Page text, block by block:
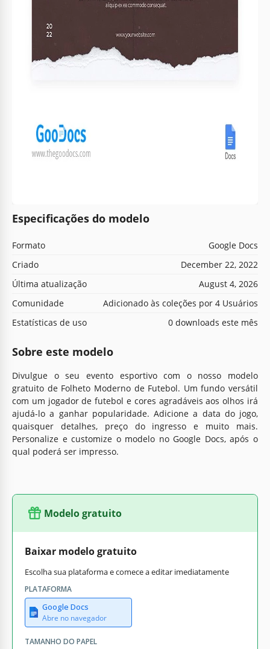
Especificações do modelo
Formato
Google Docs
Criado
December 22, 2022
Última atualização
August 4, 2026
Comunidade
Adicionado às coleções por 4 Usuários
Estatísticas de uso
0 downloads este mês
Sobre este modelo
Divulgue o seu evento esportivo com o nosso modelo
gratuito de Folheto Moderno de Futebol. Um fundo versátil
com um jogador de futebol e cores agradáveis ​​aos olhos irá
ajudá-lo a ganhar popularidade. Adicione a data do jogo,
quaisquer detalhes, preço do ingresso e muito mais.
Personalize e customize o modelo no Google Docs, após o
qual poderá ser impresso.
Modelo gratuito
Baixar modelo gratuito
Escolha sua plataforma e comece a editar imediatamente
PLATAFORMA
Google Docs
Abre no navegador
TAMANHO DO PAPEL